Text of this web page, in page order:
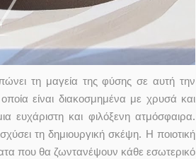
τη μαγεία της φύσης σε αυτή την
είναι διακοσμημένα με χρυσά και
και φιλόξενη ατμόσφαιρα.
τη δημιουργική σκέψη. Η ποιοτική
που θα ζωντανέψουν κάθε εσωτερικό